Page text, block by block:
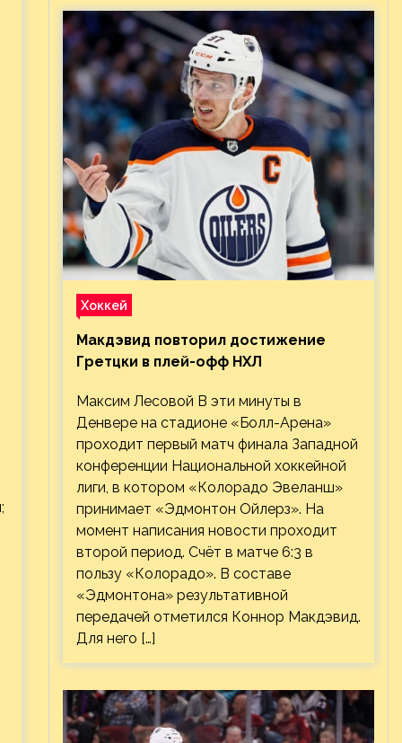
Хоккей
Макдэвид повторил достижение
Гретцки в плей-офф НХЛ
Максим Лесовой В эти минуты в
Денвере на стадионе «Болл-Арена»
проходит первый матч финала Западной
конференции Национальной хоккейной
лиги, в котором «Колорадо Эвеланш»
принимает «Эдмонтон Ойлерз». На
момент написания новости проходит
второй период. Счёт в матче 6:3 в
пользу «Колорадо». В составе
«Эдмонтона» результативной
передачей отметился Коннор Макдэвид.
Для него […]